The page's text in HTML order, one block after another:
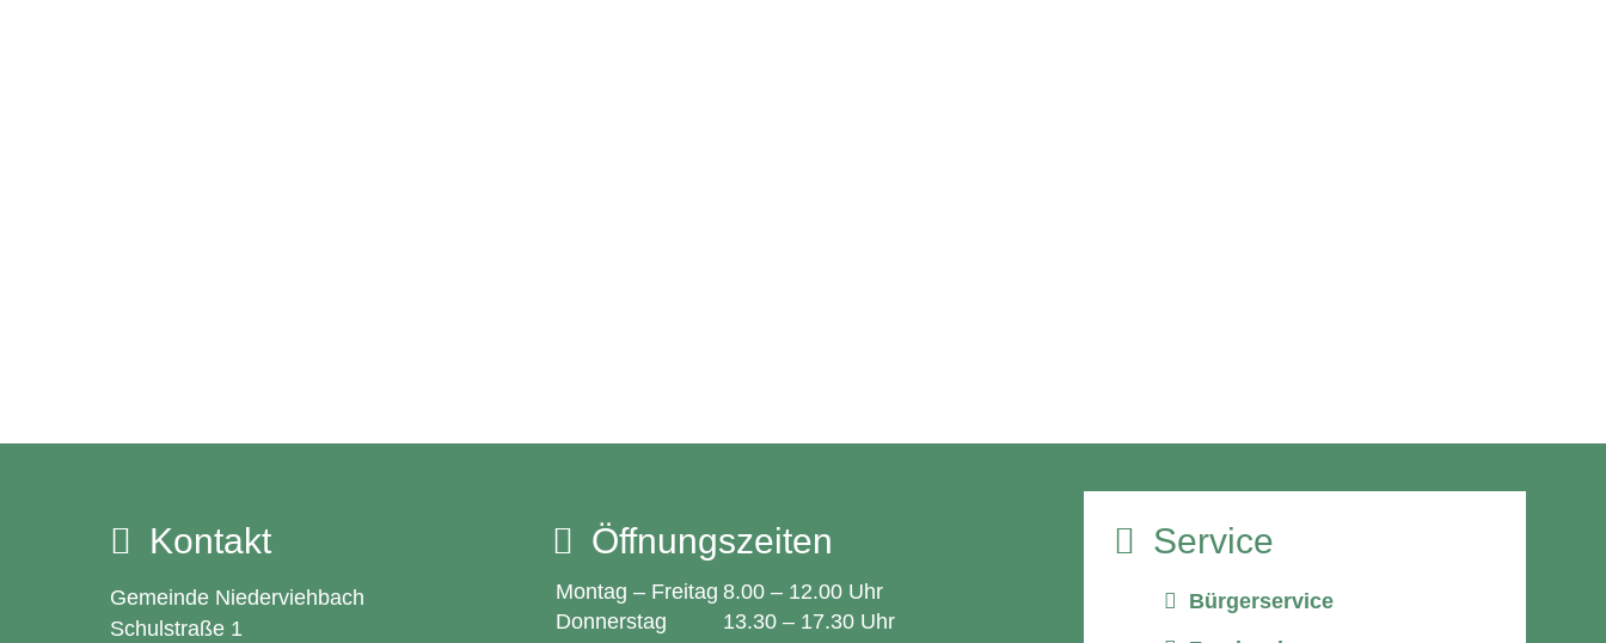
Kontakt
Gemeinde Niederviehbach
Schulstraße 1
Öffnungszeiten
Montag – Freitag 8.00 – 12.00 Uhr
Donnerstag
13.30 – 17.30 Uhr
Service
Bürgerservice